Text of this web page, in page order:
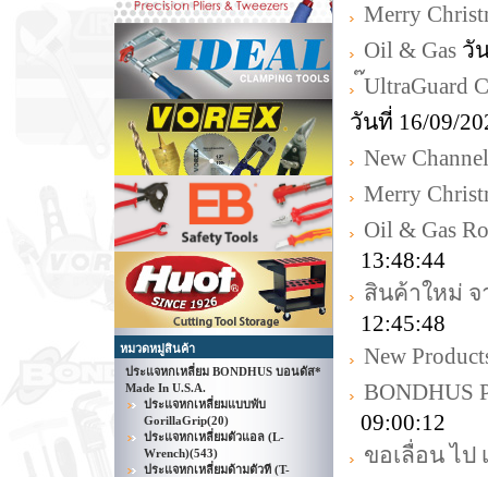
หมวดหมู่สินค้า
ประแจหกเหลี่ยม BONDHUS บอนดัส*
Made In U.S.A.
ประแจหกเหลี่ยมแบบพับ
GorillaGrip(20)
ประแจหกเหลี่ยมตัวแอล (L-
Wrench)(543)
ประแจหกเหลี่ยมด้ามตัวที (T-
Merry
Oil & Gas วั
UltraGuard
วันที่ 16/09/
New
Merry
Oil & Gas
13:48:44
สินค้าใหม่ จ
12:45:48
New
BONDHUS
09:00:12
ขอเลื่อน ไป